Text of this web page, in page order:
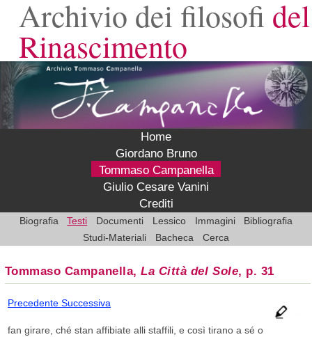
Archivio dei filosofi del
Rinascimento
Home
Giordano Bruno
Tommaso Campanella
Giulio Cesare Vanini
Crediti
Biografia Testi Documenti Lessico Immagini
Bibliografia
Studi-Materiali
Bacheca Cerca
Tommaso Campanella,La Città del Sole, p. 31
PrecedenteSuccessiva
fan girare, ché stan affibiate alli staffili, e così tirano a sé o